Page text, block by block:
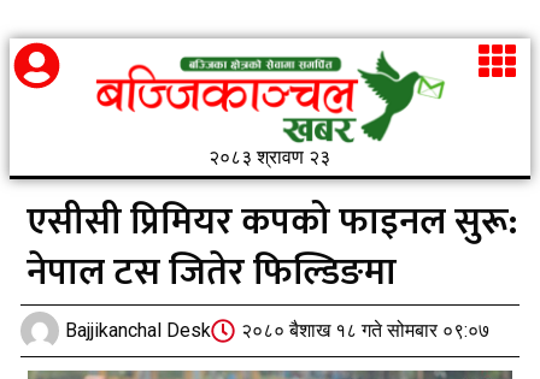
२०८३ श्रावण २३
एसीसी प्रिमियर कपको फाइनल सुरू:
नेपाल टस जितेर फिल्डिङमा
Bajjikanchal Desk २०८० बैशाख १८ गते सोमबार ०९:०७